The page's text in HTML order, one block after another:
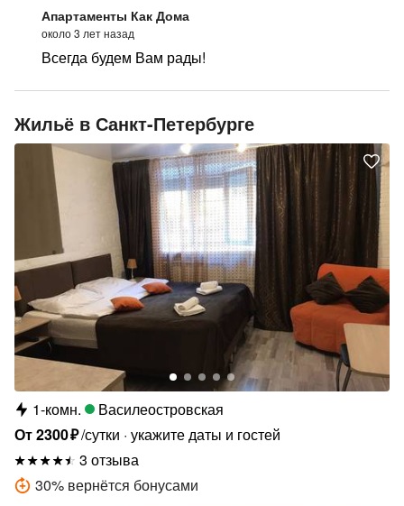
Апартаменты Как Дома
около 3 лет назад
Всегда будем Вам рады!
Жильё в Санкт-Петербурге
1-комн.
Василеостровская
От2300₽/сутки укажите даты и гостей
3 отзыва
30% вернётся бонусами